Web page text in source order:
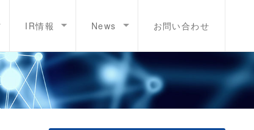
IR情報 News お問い合わせ